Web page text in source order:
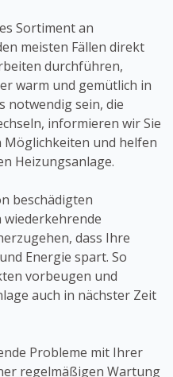
Sortiment an
meisten Fällen direkt
durchführen,
warm und gemütlich in
notwendig sein, die
informieren wir Sie
Möglichkeiten und helfen
Heizungsanlage.
beschädigten
wiederkehrende
dass Ihre
Energie spart. So
vorbeugen und
auch in nächster Zeit
Probleme mit Ihrer
regelmäßigen Wartung